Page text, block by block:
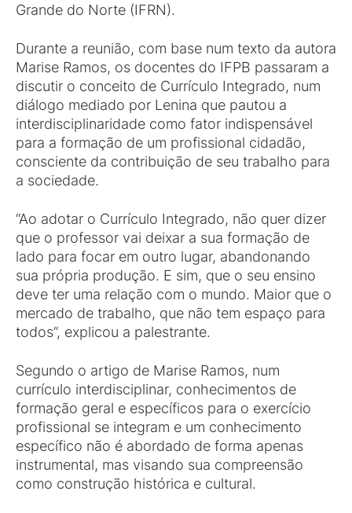
Grande do Norte (IFRN).
Durante a reunião, com base num texto da autora
Marise Ramos, os docentes do IFPB passaram a
discutir o conceito de Currículo Integrado, num
diálogo mediado por Lenina que pautou a
interdisciplinaridade como fator indispensável
para a formação de um profissional cidadão,
consciente da contribuição de seu trabalho para
a sociedade.
“Ao adotar o Currículo Integrado, não quer dizer
que o professor vai deixar a sua formação de
lado para focar em outro lugar, abandonando
sua própria produção. E sim, que o seu ensino
deve ter uma relação com o mundo. Maior que o
mercado de trabalho, que não tem espaço para
todos”, explicou a palestrante.
Segundo o artigo de Marise Ramos, num
currículo interdisciplinar, conhecimentos de
formação geral e específicos para o exercício
profissional se integram e um conhecimento
específico não é abordado de forma apenas
instrumental, mas visando sua compreensão
como construção histórica e cultural.